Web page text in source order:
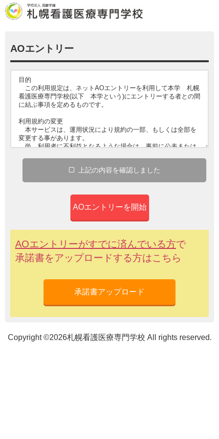
AOエントリー
上記の内容を確認しました
AOエントリーがすでに済んでいる方で
承諾書をアップロードする方はこちら
Copyright ©2026札幌看護医療専門学校 All rights reserved.